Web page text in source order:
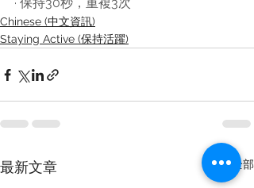
Chinese (中文資訊)
Staying Active (保持活躍)
最新文章 查看全部